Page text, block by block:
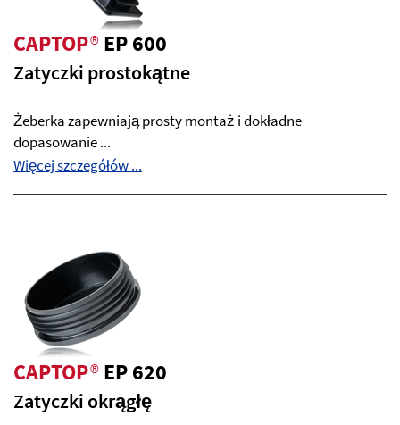
CAPTOP®EP 600
Zatyczki prostokątne
Żeberka zapewniają prosty montaż i dokładne
dopasowanie ...
Więcej szczegółów ...
CAPTOP®EP 620
Zatyczki okrągłę